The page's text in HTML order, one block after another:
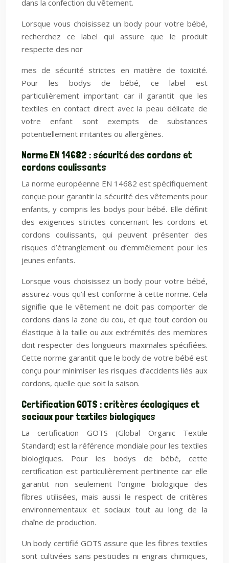
dans la confection du vêtement.
Lorsque vous choisissez un body pour votre bébé,
recherchez ce label qui assure que le produit
respecte des nor
mes de sécurité strictes en matière de toxicité.
Pour les bodys de bébé, ce label est
particulièrement important car il garantit que les
textiles en contact direct avec la peau délicate de
votre enfant sont exempts de substances
potentiellement irritantes ou allergènes.
Norme EN 14682 : sécurité des cordons et
cordons coulissants
La norme européenne EN 14682 est spécifiquement
conçue pour garantir la sécurité des vêtements pour
enfants, y compris les bodys pour bébé. Elle définit
des exigences strictes concernant les cordons et
cordons coulissants, qui peuvent présenter des
risques d’étranglement ou d’emmêlement pour les
jeunes enfants.
Lorsque vous choisissez un body pour votre bébé,
assurez-vous qu’il est conforme à cette norme. Cela
signifie que le vêtement ne doit pas comporter de
cordons dans la zone du cou, et que tout cordon ou
élastique à la taille ou aux extrémités des membres
doit respecter des longueurs maximales spécifiées.
Cette norme garantit que le body de votre bébé est
conçu pour minimiser les risques d’accidents liés aux
cordons, quelle que soit la saison.
Certification GOTS : critères écologiques et
sociaux pour textiles biologiques
La certification GOTS (Global Organic Textile
Standard) est la référence mondiale pour les textiles
biologiques. Pour les bodys de bébé, cette
certification est particulièrement pertinente car elle
garantit non seulement l’origine biologique des
fibres utilisées, mais aussi le respect de critères
environnementaux et sociaux tout au long de la
chaîne de production.
Un body certifié GOTS assure que les fibres textiles
sont cultivées sans pesticides ni engrais chimiques,